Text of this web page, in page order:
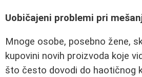
Uobičajeni problemi pri
Mnoge osobe, posebno žene,
kupovini novih proizvoda koje
što često dovodi do haotičnog